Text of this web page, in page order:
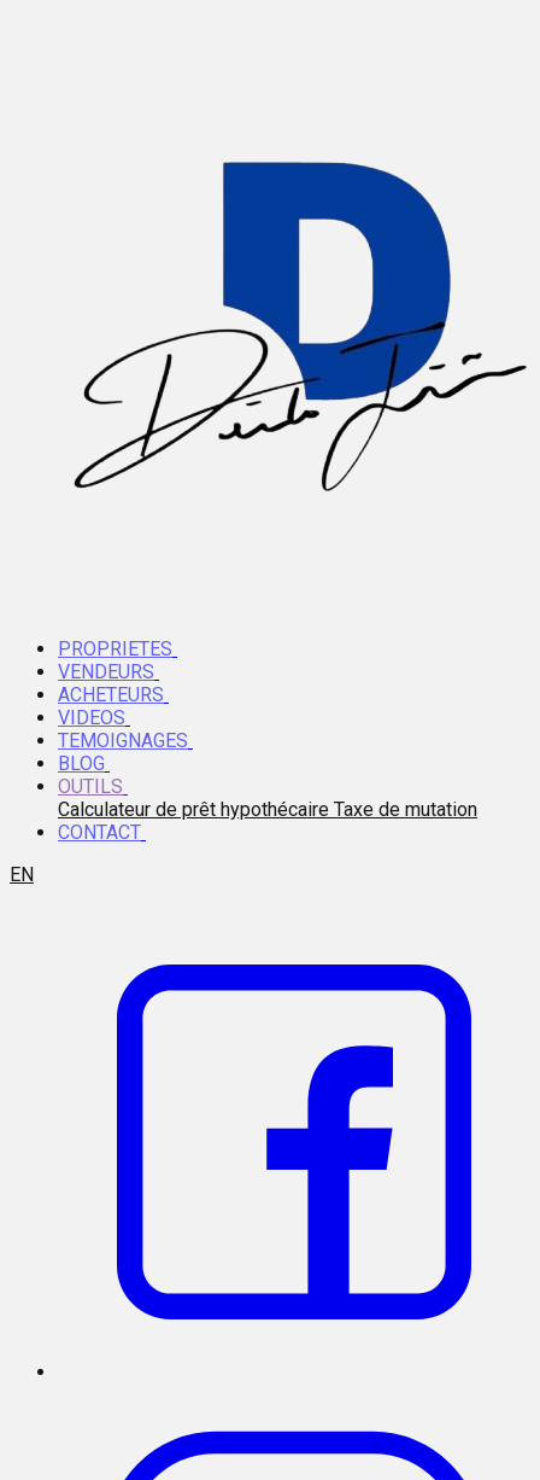
PROPRIETES
VENDEURS
ACHETEURS
VIDEOS
TEMOIGNAGES
BLOG
OUTILS
Calculateur de prêt hypothécaire Taxe de mutation
CONTACT
EN